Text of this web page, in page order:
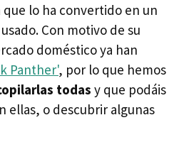
que lo ha convertido en un
Con motivo de su
doméstico ya han
Panther', por lo que hemos
todas y que podáis
ellas, o descubrir algunas